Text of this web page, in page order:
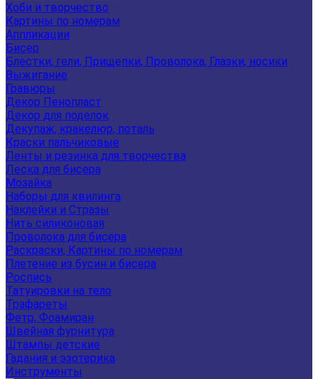
Хоби и творчество
Картины по номерам
Аппликации
Бисер
Блестки, гели, Прищепки, Проволока, Глазки, носики
Выжигание
Гравюры
Декор Пенопласт
Декор для поделок
Декупаж, кракелюр, поталь
Краски пальчиковые
Ленты и резинка для творчества
Леска для бисера
Мозайка
Наборы для квилинга
Наклейки и Стразы
Нить силиконовая
Проволока для бисера
Раскраски, Картины по номерам
Плетение из бусин и бисера
Роспись
Татуировки на тело
Трафареты
Фетр, Фоамиран
Швейная фурнитура
Штампы детские
Гадания и эзотерика
Инструменты